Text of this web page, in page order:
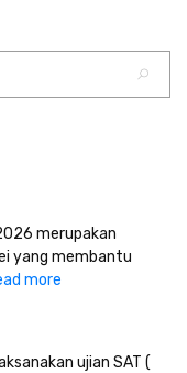
merupakan
yang membantu
more
ujian SAT (